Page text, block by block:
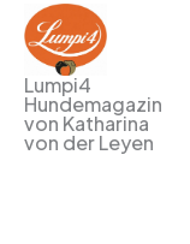
Lumpi4
Hundemagazin
von Katharina
von der Leyen